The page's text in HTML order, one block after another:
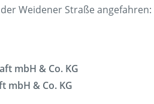
Weidener Straße angefahren:
mbH & Co. KG
mbH & Co. KG